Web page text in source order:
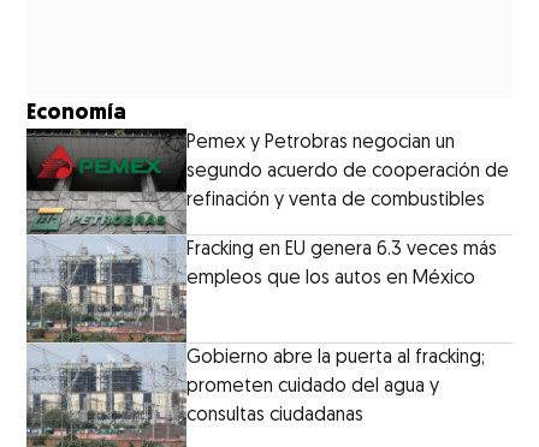
Economía
Pemex y Petrobras negocian un
segundo acuerdo de cooperación de
refinación y venta de combustibles
Fracking en EU genera 6.3 veces más
empleos que los autos en México
Gobierno abre la puerta al fracking;
prometen cuidado del agua y
consultas ciudadanas